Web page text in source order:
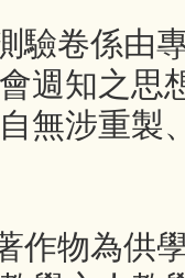
驗卷係由
週知之思
無涉重製
作物為供